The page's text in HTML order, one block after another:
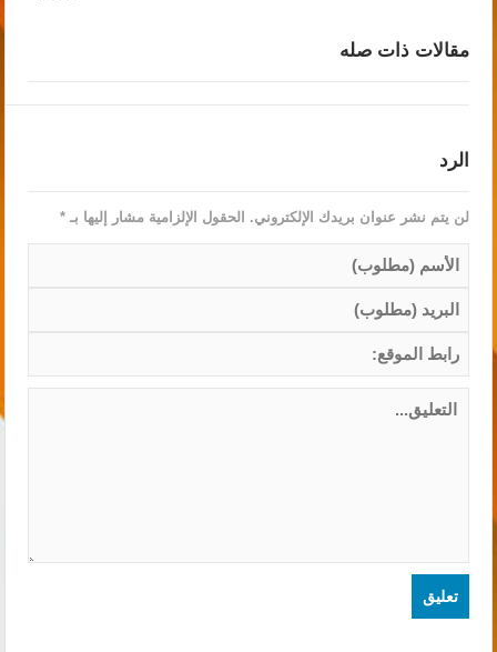
مقالات ذات صله
الرد
لن يتم نشر عنوان بريدك الإلكتروني. الحقول الإلزامية مشار إليها بـ*